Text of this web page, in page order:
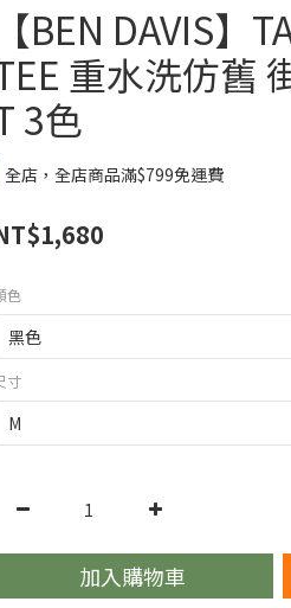
【BEN DAVIS】
重水洗仿舊
3色
全店，全店商品滿$799免運費
色
寸
加入購物車